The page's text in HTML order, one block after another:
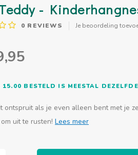
-
0 REVIEWS Je beoordeling
15.00 BESTELD IS MEESTAL
ontspruit als je even alleen bent met je
uit te rusten! Lees meer